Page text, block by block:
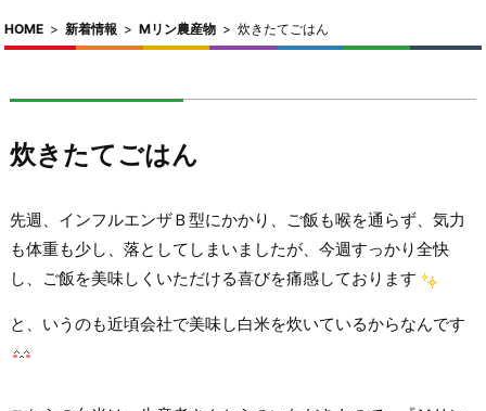
HOME > 新着情報 > Mリン農産物 > 炊きたてごはん
炊きたてごはん
先週、インフルエンザＢ型にかかり、ご飯も喉を通らず、気力
も体重も少し、落としてしまいましたが、今週すっかり全快
し、ご飯を美味しくいただける喜びを痛感しております
と、いうのも近頃会社で美味し白米を炊いているからなんです